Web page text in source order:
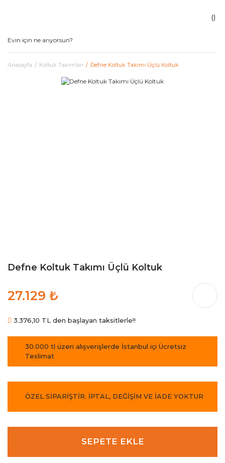
Anasayfa Koltuk Takımları Defne Koltuk Takımı Üçlü Koltuk
Defne Koltuk Takımı Üçlü Koltuk
27.129 ₺
3.376,10 TL den başlayan taksitlerle!!
30.000 tl üzeri alışverişlerde İstanbul içi Ücretsiz
Teslimat
ÖZEL SİPARİŞTİR. İPTAL, DEĞİŞİM VE İADE YOKTUR
SEPETE EKLE